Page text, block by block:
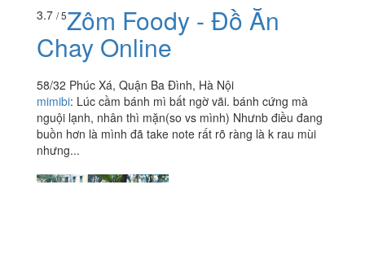
3.7 / 5Zôm Foody - Đồ Ăn
Chay Online
58/32 Phúc Xá, Quận Ba Đình, Hà Nội
mimibi: Lúc cầm bánh mì bất ngờ vãi. bánh cứng mà
nguội lạnh, nhân thì mặn(so vs mình) Nhưnb điều đang
buồn hơn là mình đã take note rất rõ ràng là k rau mùi
nhưng...